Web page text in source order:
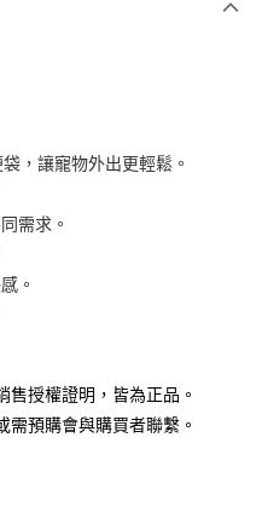
，讓寵物外出更輕鬆。
需求。
。
授權證明，皆為正品。
預購會與購買者聯繫。